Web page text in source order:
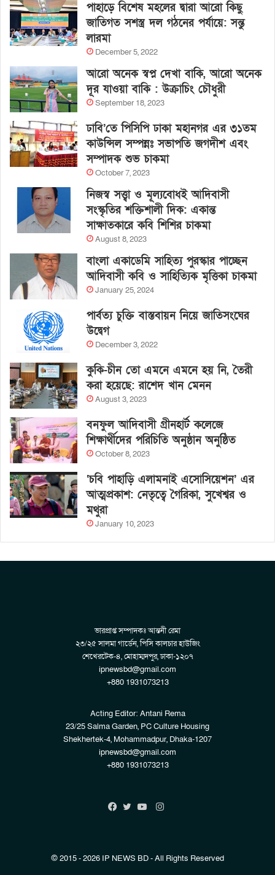
পাহাড়ে বিশেষ মহলের দ্বারা আরো কিছু
জাতিগত সশস্ত্র দল গঠনের পর্যায়ে: সন্তু
লারমা
December 5, 2022
আরো অনেক স্বপ্ন দেখা বাকি, আরো অনেক
দূর যাওয়া বাকি : উক্রাচিং চৌধুরী
September 18, 2023
ঢাবি’তে পিসিপি ঢাকা মহানগর এর ৩১তম
কাউন্সিল সম্পন্নঃ সভাপতি জগদীশ এবং
সম্পাদক শুভ চাকমা
October 7, 2023
নিজস্ব সত্ত্বা ও মূল্যবোধই আদিবাসী
সংস্কৃতির শক্তিশালী দিক: একান্ত
সাক্ষাতকারে কবি শিশির চাকমা
August 8, 2023
বাংলা একাডেমি সাহিত্য পুরস্কার পাচ্ছেন
আদিবাসী কবি ও সাহিত্যিক মৃত্তিকা চাকমা
January 25, 2024
পার্বত্য চুক্তি বাস্তবায়ন নিয়ে জাতিসংঘের
উদ্বেগ
December 3, 2022
কুকি-চীন তো এমনে এমনে হয় নি, তৈরী
করা হয়েছে: রাশেদ খান মেনন
August 3, 2023
বনফুল আদিবাসী গ্রীনহার্ট কলেজে
শিক্ষার্থীদের পরিচিতি অনুষ্ঠান অনুষ্ঠিত
October 8, 2023
‘চবি পাহাড়ি এলামনাই এসোসিয়েশন’ এর
আত্মপ্রকাশ: নেতৃত্বে গৈরিকা, সুখেশ্বর ও
মথুরা
January 10, 2023
ভারপ্রাপ্ত সম্পাদকঃ আন্তনী রেমা
২৩/২৫ সালমা গার্ডেন, পিসি কালচার হাউজিং
শেখেরটেক-৪, মোহাম্মদপুর, ঢাকা-১২০৭
ipnewsbd@gmail.com
+880 1931073213
Acting Editor: Antani Rema
23/25 Salma Garden, PC Culture Housing
Shekhertek-4, Mohammadpur, Dhaka-1207
ipnewsbd@gmail.com
+880 1931073213
Instagram
© 2015 - 2026 IP NEWS BD - All Rights Reserved